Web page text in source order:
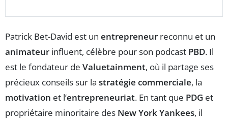
Patrick Bet-David est un entrepreneur reconnu et un
animateur influent, célèbre pour son podcast PBD. Il
est le fondateur de Valuetainment, où il partage ses
précieux conseils sur la stratégie commerciale, la
motivation et l’entrepreneuriat. En tant que PDG et
propriétaire minoritaire des New York Yankees, il